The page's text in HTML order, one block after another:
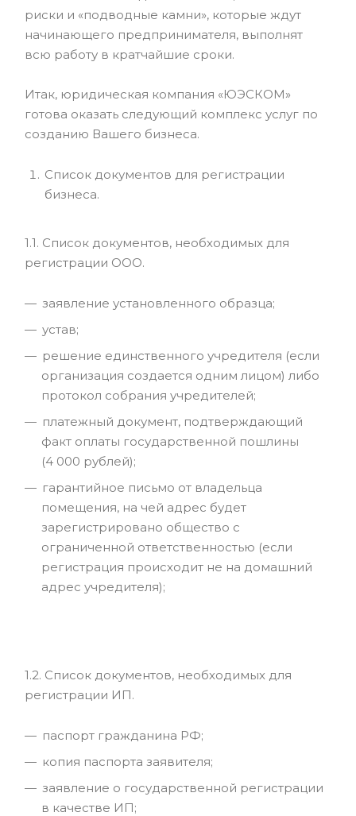
риски и «подводные камни», которые ждут
начинающего предпринимателя, выполнят
всю работу в кратчайшие сроки.
Итак, юридическая компания «ЮЭСКОМ»
готова оказать следующий комплекс услуг по
созданию Вашего бизнеса.
Список документов для регистрации
бизнеса.
1.1. Список документов, необходимых для
регистрации ООО.
заявление установленного образца;
устав;
решение единственного учредителя (если
организация создается одним лицом) либо
протокол собрания учредителей;
платежный документ, подтверждающий
факт оплаты государственной пошлины
(4 000 рублей);
гарантийное письмо от владельца
помещения, на чей адрес будет
зарегистрировано общество с
ограниченной ответственностью (если
регистрация происходит не на домашний
адрес учредителя);
1.2. Список документов, необходимых для
регистрации ИП.
паспорт гражданина РФ;
копия паспорта заявителя;
заявление о государственной регистрации
в качестве ИП;